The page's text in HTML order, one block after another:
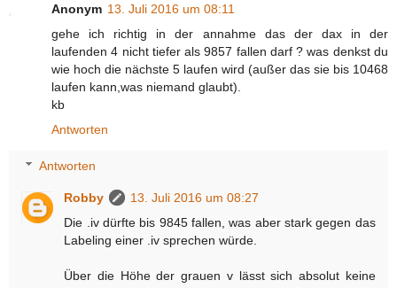
Anonym 13. Juli 2016 um 08:11
gehe ich richtig in der annahme das der dax in der
laufenden 4 nicht tiefer als 9857 fallen darf ? was denkst du
wie hoch die nächste 5 laufen wird (außer das sie bis 10468
laufen kann,was niemand glaubt).
kb
Antworten
Antworten
Robby
13. Juli 2016 um 08:27
Die .iv dürfte bis 9845 fallen, was aber stark gegen das
Labeling einer .iv sprechen würde.
Über die Höhe der grauen v lässt sich absolut keine